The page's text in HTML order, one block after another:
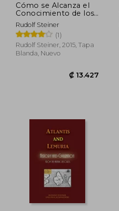
Cómo se Alcanza el
Conocimiento de los
Mundos Superiores
Rudolf Steiner
(1)
Rudolf Steiner, 2015, Tapa
Blanda, Nuevo